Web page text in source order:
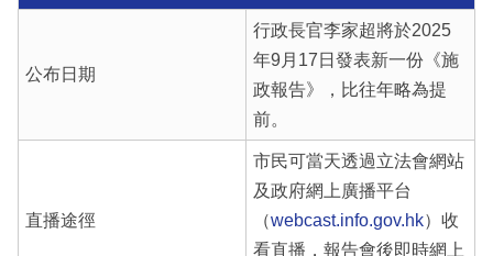
公布日期
行政長官李家超將於2025
年9月17日發表新一份《施
政報告》，比往年略為提
前。
直播途徑
市民可當天透過立法會網站
及政府網上廣播平台
（webcast.info.gov.hk）收
看直播，報告會後即時網上